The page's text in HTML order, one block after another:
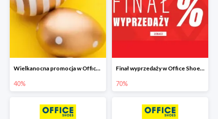
Wielkanocna promocja w Office Shoes do -40%
40%
Finał wyprzedaży w Office Shoes do -70%
70%